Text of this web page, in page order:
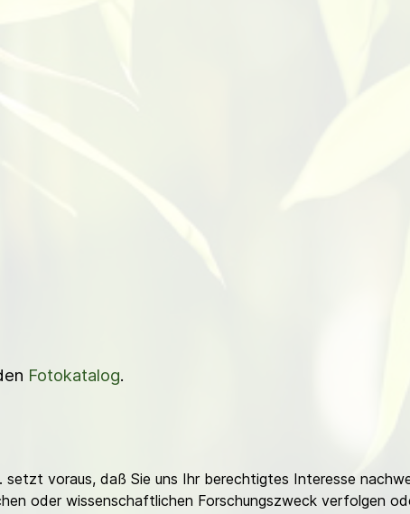
Fotokatalog.
voraus, daß Sie uns Ihr berechtigtes Interesse
oder wissenschaftlichen Forschungszweck verfolgen